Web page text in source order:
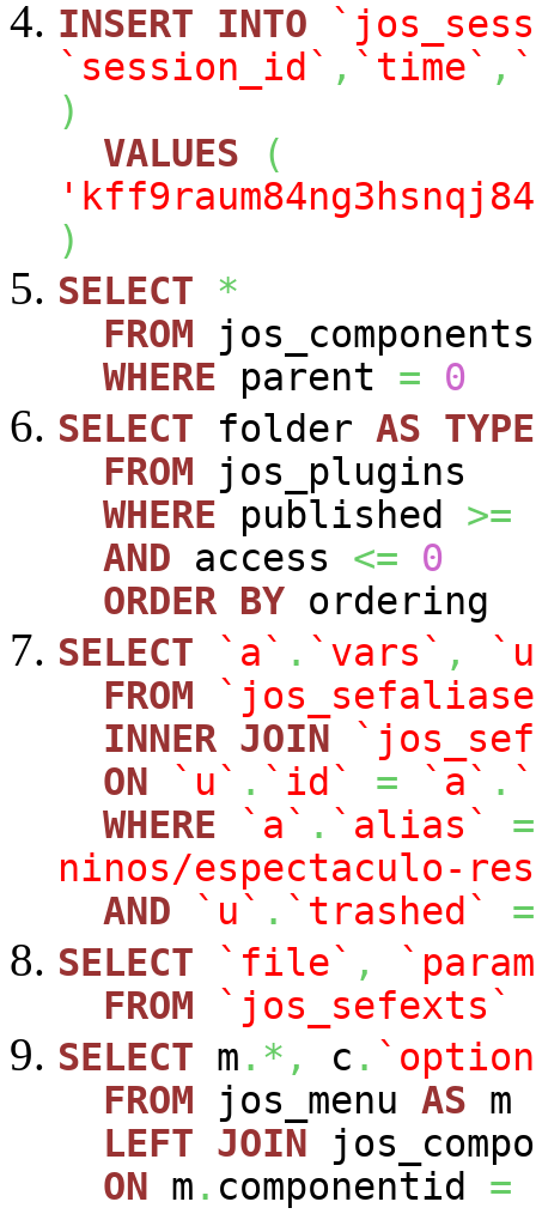
INSERT
INTO
`session_id` , `time` ,
)
VALUES
(
)
SELECT
*
FROM jos_components
WHERE parent =
0
SELECT folder AS TYPE
FROM jos_plugins
WHERE published >=
AND access <=
0
ORDER BY ordering
SELECT
`a` . `vars` ,
FROM
INNER JOIN
ON
`u` . `id` = `a` .
WHERE
`a` . `alias`
=
ninos/espectaculo-
AND
`u` . `trashed`
=
SELECT
`file` ,
FROM
`jos_sefexts`
SELECT m .*, c .
FROM jos_menu AS m
LEFT JOIN
ON m . componentid =